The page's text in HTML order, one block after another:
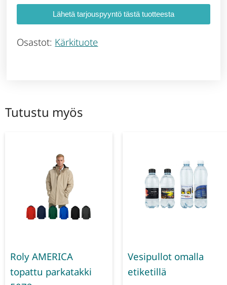
Lähetä tarjouspyyntö tästä tuotteesta
Osastot: Kärkituote
Tutustu myös
Roly AMERICA
topattu parkatakki
Vesipullot omalla
etiketillä